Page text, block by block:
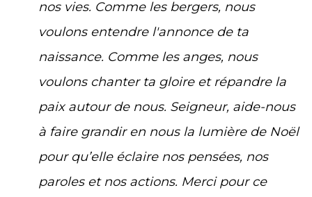
nos vies. Comme les bergers, nous
voulons entendre l'annonce de ta
naissance. Comme les anges, nous
voulons chanter ta gloire et répandre la
paix autour de nous. Seigneur, aide-nous
à faire grandir en nous la lumière de Noël
pour qu’elle éclaire nos pensées, nos
paroles et nos actions. Merci pour ce